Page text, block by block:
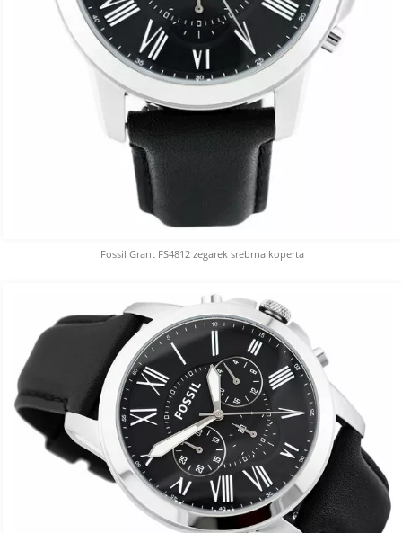
Fossil Grant FS4812 zegarek srebrna koperta